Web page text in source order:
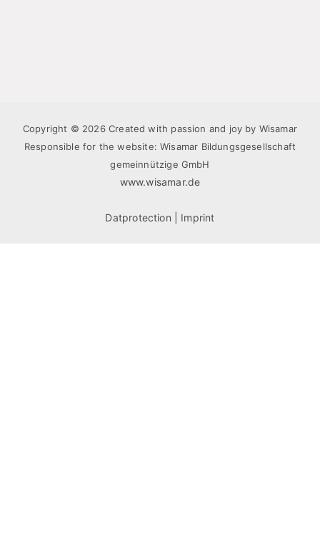
Copyright © 2026 Created with passion and joy by Wisamar
Responsible for the website: Wisamar Bildungsgesellschaft
gemeinnützige GmbH
www.wisamar.de
Datprotection Imprint